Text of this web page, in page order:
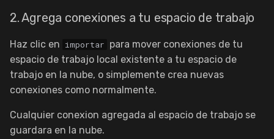
2. Agrega conexiones a tu espacio de trabajo
Haz clic en importar para mover conexiones de tu
espacio de trabajo local existente a tu espacio de
trabajo en la nube, o simplemente crea nuevas
conexiones como normalmente.
Cualquier conexion agregada al espacio de trabajo se
guardara en la nube.